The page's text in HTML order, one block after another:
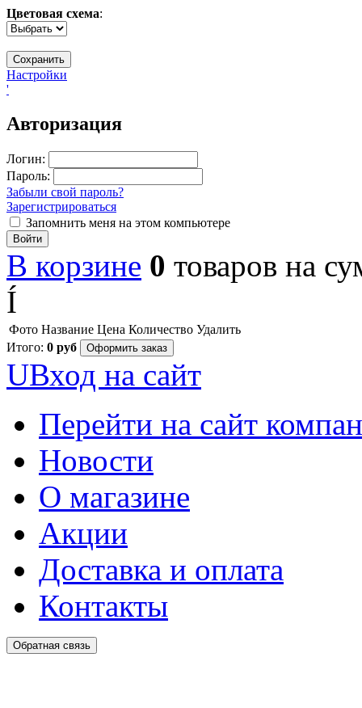
Цветовая схема:
Настройки
'
Авторизация
Логин:
Пароль:
Забыли свой пароль?
Зарегистрироваться
Запомнить меня на этом компьютере
Войти
В корзине 0 товаров на
Í
Фото Название Цена Количество Удалить
Итого: 0 руб Оформить заказ
UВход на сайт
Перейти на сайт
Новости
О магазине
Акции
Доставка и оплата
Контакты
Обратная связь